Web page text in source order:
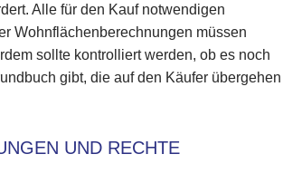
Alle für den Kauf notwendigen
Wohnflächenberechnungen müssen
sollte kontrolliert werden, ob es noch
gibt, die auf den Käufer übergehen
UND RECHTE